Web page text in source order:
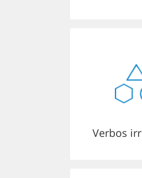
Verbos